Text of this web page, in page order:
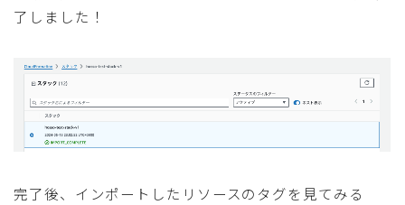
了しました！
完了後、インポートしたリソースのタグを見てみる